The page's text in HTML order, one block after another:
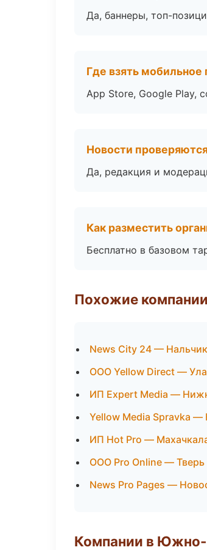
Да, баннеры, топ-
Где взять
App Store, Google Play,
Новости
Да, редакция и
Как разместить
Бесплатно в базовом
Похожие
News City 24 — Нальчик
ООО Yellow Direct —
ИП Expert Media —
Yellow Media Spravka —
ИП Hot Pro —
ООО Pro Online — Тверь
News Pro Pages —
Компании в